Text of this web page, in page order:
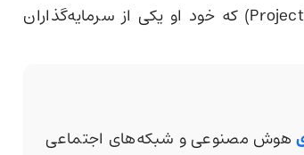
استارتاپی موسوم‌به پرومتئوس (Project Prometheus) که خود او یکی از سرمایه‌گذاران
هوش مصنوعی و شبکه‌های اجتماعی